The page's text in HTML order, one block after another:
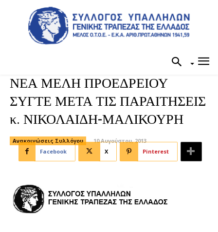
ΝΕΑ ΜΕΛΗ ΠΡΟΕΔΡΕΙΟΥ
ΣΥΓΤΕ ΜΕΤΑ ΤΙΣ ΠΑΡΑΙΤΗΣΕΙΣ
κ. ΝΙΚΟΛΑΙΔΗ-ΜΑΛΙΚΟΥΡΗ
Ανακοινώσεις Συλλόγου
10 Αυγούστου, 2013
Facebook
X Pinterest